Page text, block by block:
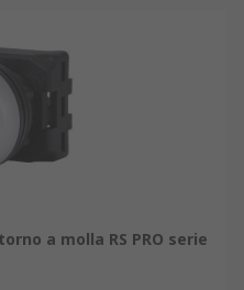
a molla RS PRO serie